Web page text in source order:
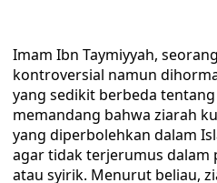
Imam Ibn Taymiyyah,
kontroversial namun
yang sedikit berbeda
memandang bahwa ziarah
yang diperbolehkan dalam
agar tidak terjerumus dalam
atau syirik. Menurut beliau,